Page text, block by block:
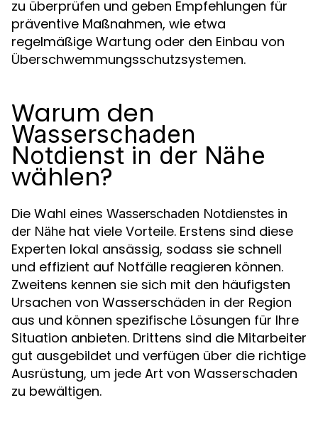
zu überprüfen und geben Empfehlungen für
präventive Maßnahmen, wie etwa
regelmäßige Wartung oder den Einbau von
Überschwemmungsschutzsystemen.
Warum den
Wasserschaden
Notdienst in der Nähe
wählen?
Die Wahl eines Wasserschaden Notdienstes in
der Nähe hat viele Vorteile. Erstens sind diese
Experten lokal ansässig, sodass sie schnell
und effizient auf Notfälle reagieren können.
Zweitens kennen sie sich mit den häufigsten
Ursachen von Wasserschäden in der Region
aus und können spezifische Lösungen für Ihre
Situation anbieten. Drittens sind die Mitarbeiter
gut ausgebildet und verfügen über die richtige
Ausrüstung, um jede Art von Wasserschaden
zu bewältigen.